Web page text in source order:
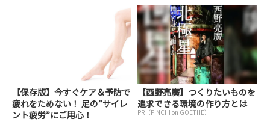
【保存版】今すぐケア＆予防で
疲れをためない！ 足の”サイレ
ント疲労”にご用心！
【西野亮廣】つくりたいものを
追求できる環境の作り方とは
PR（FINCHI on GOETHE）